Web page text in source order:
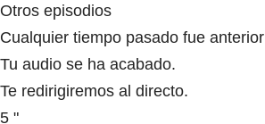
Otros episodios
Cualquier tiempo pasado fue anterior
Tu audio se ha acabado.
Te redirigiremos al directo.
5 "